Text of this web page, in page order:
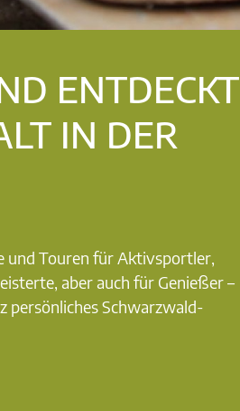
ENTDECKT
IN DER
und Touren für Aktivsportler,
aber auch für Genießer –
persönliches Schwarzwald-